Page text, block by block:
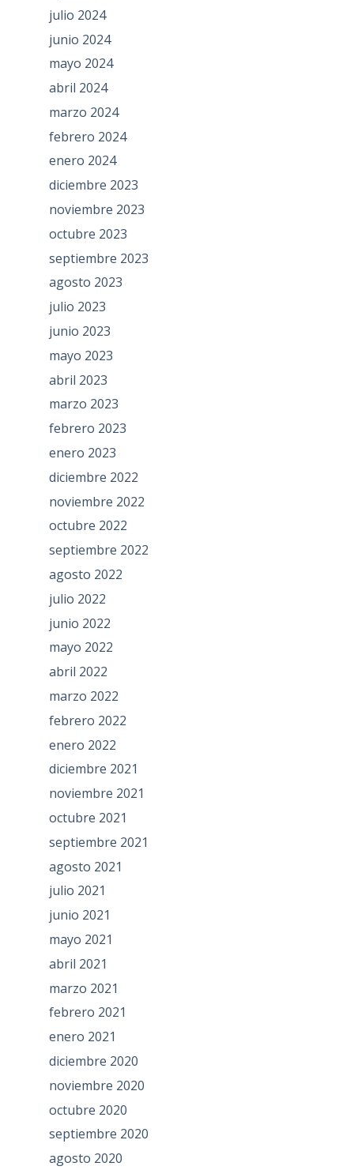
julio 2024
junio 2024
mayo 2024
abril 2024
marzo 2024
febrero 2024
enero 2024
diciembre 2023
noviembre 2023
octubre 2023
septiembre 2023
agosto 2023
julio 2023
junio 2023
mayo 2023
abril 2023
marzo 2023
febrero 2023
enero 2023
diciembre 2022
noviembre 2022
octubre 2022
septiembre 2022
agosto 2022
julio 2022
junio 2022
mayo 2022
abril 2022
marzo 2022
febrero 2022
enero 2022
diciembre 2021
noviembre 2021
octubre 2021
septiembre 2021
agosto 2021
julio 2021
junio 2021
mayo 2021
abril 2021
marzo 2021
febrero 2021
enero 2021
diciembre 2020
noviembre 2020
octubre 2020
septiembre 2020
agosto 2020